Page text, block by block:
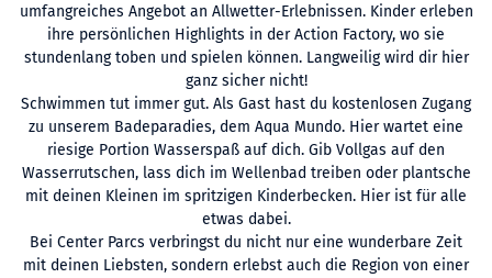
umfangreiches Angebot an Allwetter-Erlebnissen. Kinder erleben
ihre persönlichen Highlights in der Action Factory, wo sie
stundenlang toben und spielen können. Langweilig wird dir hier
ganz sicher nicht!
Schwimmen tut immer gut. Als Gast hast du kostenlosen Zugang
zu unserem Badeparadies, dem Aqua Mundo. Hier wartet eine
riesige Portion Wasserspaß auf dich. Gib Vollgas auf den
Wasserrutschen, lass dich im Wellenbad treiben oder plantsche
mit deinen Kleinen im spritzigen Kinderbecken. Hier ist für alle
etwas dabei.
Bei Center Parcs verbringst du nicht nur eine wunderbare Zeit
mit deinen Liebsten, sondern erlebst auch die Region von einer